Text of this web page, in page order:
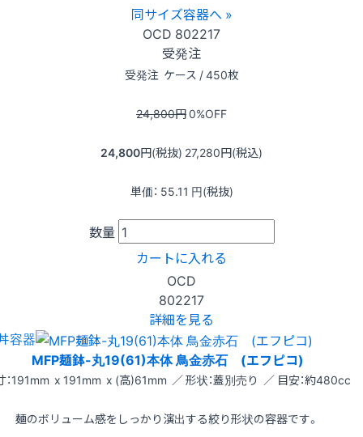
同サイズ容器へ »
OCD 802217
受発注
受発注 ケース / 450枚
24,800円0%OFF
24,800円(税抜) 27,280円(税込)
単価： 55.11 円(税抜)
数量
カートに入れる
OCD
802217
詳細を見る
容器
MFP麺鉢-丸19(61)本体 鳥金赤石 (エフピコ)
：191mm x 191mm x (高)61mm ／ 形状：蓋別売り ／ 目安：約480cc
麺のボリューム感をしっかり演出する絞り形状の容器です。